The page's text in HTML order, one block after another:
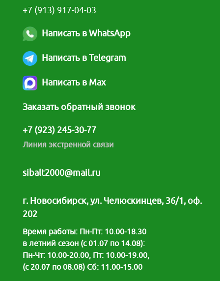
+7 (913) 917-04-03
Написать в WhatsApp
Написать в Telegram
Написать в Max
Заказать обратный звонок
+7 (923) 245-30-77
Линия экстренной связи
sibalt2000@mail.ru
г. Новосибирск, ул. Челюскинцев, 36/1, оф.
202
Время работы: Пн-Пт: 10.00-18.30
в летний сезон (с 01.07 по 14.08):
Пн-Чт: 10.00-20.00, Пт: 10.00-19.00,
(с 20.07 по 08.08) Сб: 11.00-15.00